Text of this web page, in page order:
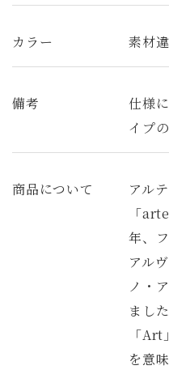
カラー 素材
備考
仕様
イプ
商品について
アル
「
年、
アル
ノ・
ました
「
を意